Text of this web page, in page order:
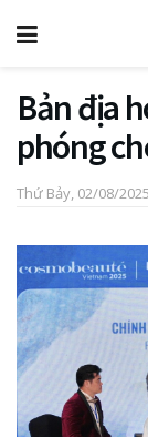
Bản địa
phóng
Thứ Bảy, 02/08/